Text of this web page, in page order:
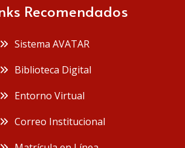
Recomendados
Sistema AVATAR
Biblioteca Digital
Entorno Virtual
Correo Institucional